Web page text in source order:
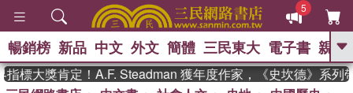
5
GO
暢銷榜 新品 中文 外文 簡體 三民東大 電子書 親子
大獎肯定！A.F. Steadman 獲年度作家，《史坎德》系列帶